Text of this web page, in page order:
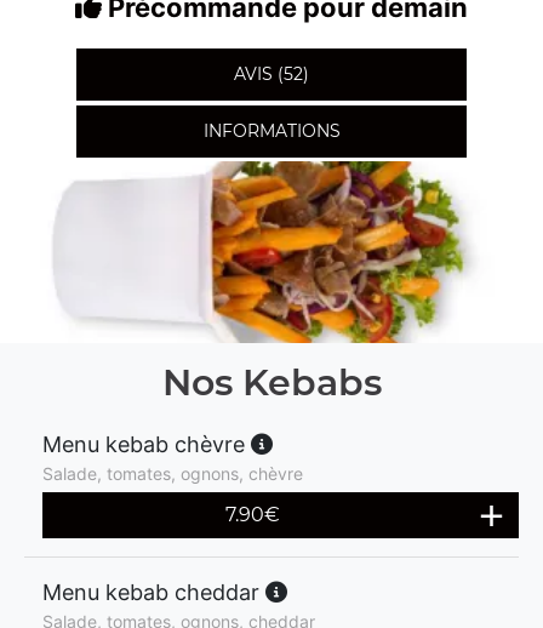
Précommande pour demain
AVIS (52)
INFORMATIONS
Nos Kebabs
Menu kebab chèvre
Salade, tomates, ognons, chèvre
7.90€
Menu kebab cheddar
Salade, tomates, ognons, cheddar